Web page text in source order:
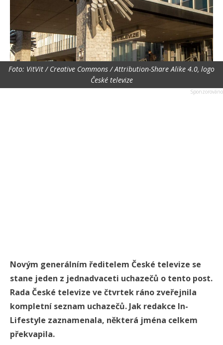
Foto: VitVit / Creative Commons / Attribution-Share Alike 4.0, logo
České televize
Novým generálním ředitelem České televize se
stane jeden z jednadvaceti uchazečů o tento post.
Rada České televize ve čtvrtek ráno zveřejnila
kompletní seznam uchazečů. Jak redakce In-
Lifestyle zaznamenala, některá jména celkem
překvapila.